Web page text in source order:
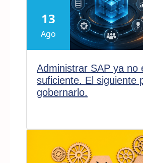
13
Ago
Administrar SAP ya no
suficiente. El siguiente
gobernarlo.